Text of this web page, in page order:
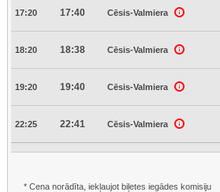
17:20 17:40 Cēsis-Valmiera
18:20 18:38 Cēsis-Valmiera
19:20 19:40 Cēsis-Valmiera
22:25 22:41 Cēsis-Valmiera
* Cena norādīta, iekļaujot biļetes iegādes komisiju